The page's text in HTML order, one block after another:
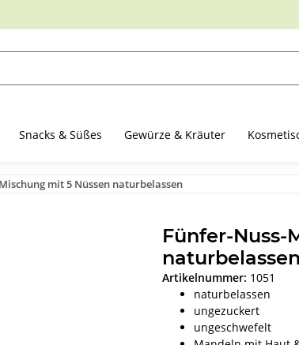
Snacks & Süßes Gewürze & Kräuter
mit 5 Nüssen naturbelassen
Fünfer-Nuss-
naturbelassen
Artikelnummer: 1051
naturbelassen
ungezuckert
ungeschwefelt